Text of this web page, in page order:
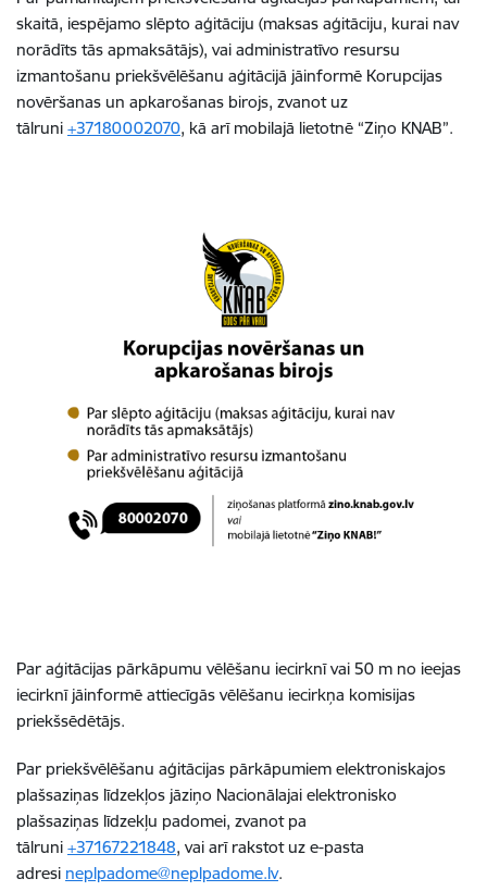
skaitā, iespējamo slēpto aģitāciju (maksas aģitāciju, kurai nav
norādīts tās apmaksātājs), vai administratīvo resursu
izmantošanu priekšvēlēšanu aģitācijā jāinformē Korupcijas
novēršanas un apkarošanas birojs, zvanot uz
tālruni +37180002070, kā arī mobilajā lietotnē “Ziņo KNAB”.
Par aģitācijas pārkāpumu vēlēšanu iecirknī vai 50 m no ieejas
iecirknī jāinformē attiecīgās vēlēšanu iecirkņa komisijas
priekšsēdētājs.
Par priekšvēlēšanu aģitācijas pārkāpumiem elektroniskajos
plašsaziņas līdzekļos jāziņo Nacionālajai elektronisko
plašsaziņas līdzekļu padomei, zvanot pa
tālruni +37167221848, vai arī rakstot uz e-pasta
adresi neplpadome@neplpadome.lv.